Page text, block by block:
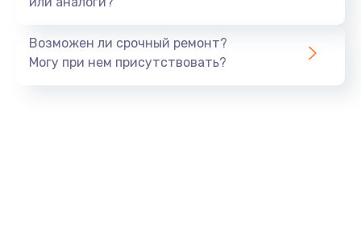
550 руб.
Возможен ли срочный ремонт?
Могу при нем присутствовать?